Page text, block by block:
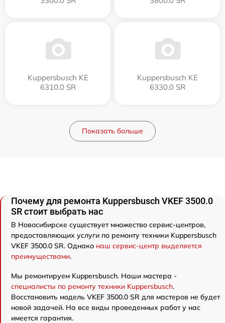
Kuppersbusch KE
6310.0 SR
Kuppersbusch KE
6330.0 SR
Показать больше
Почему для ремонта Kuppersbusch VKEF 3500.0
SR стоит выбрать нас
В Новосибирске существует множество сервис-центров,
предоставляющих услуги по ремонту техники Kuppersbusch
VKEF 3500.0 SR. Однако наш сервис-центр выделяется
преимуществами.
Мы ремонтируем Kuppersbusch. Наши мастера -
специалисты по ремонту техники Kuppersbusch.
Восстановить модель VKEF 3500.0 SR для мастеров не будет
новой задачей. На все виды проведенных работ у нас
имеется гарантия.